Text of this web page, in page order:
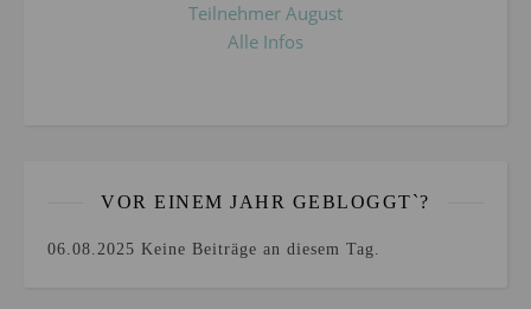
Teilnehmer August
Alle Infos
VOR EINEM JAHR GEBLOGGT`?
06.08.2025 Keine Beiträge an diesem Tag.